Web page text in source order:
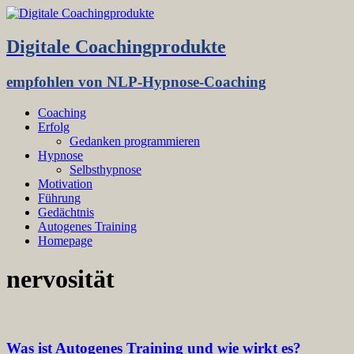
Digitale Coachingprodukte
empfohlen von NLP-Hypnose-Coaching
Coaching
Erfolg
Gedanken programmieren
Hypnose
Selbsthypnose
Motivation
Führung
Gedächtnis
Autogenes Training
Homepage
nervosität
Was ist Autogenes Training und wie wirkt es?